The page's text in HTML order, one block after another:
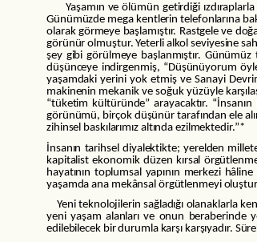
Yaşamın ve ölümün getirdiği
Günümüzde mega kentlerin telefonlarına
olarak görmeye başlamıştır. Rastgele ve
görünür olmuştur. Yeterli alkol seviyesine
şey gibi görülmeye başlanmıştır.
düşünceye indirgenmiş, “Düşünüyorum
yaşamdaki yerini yok etmiş ve Sanayi
makinenin mekanik ve soğuk yüzüyle
“tüketim kültüründe” arayacaktır.
görünümü, birçok düşünür tarafından ele
zihinsel baskılarımız altında ezilmektedir.”*
İnsanın tarihsel diyalektikte; yerelden
kapitalist ekonomik düzen kırsal
hayatının toplumsal yapının merkezi
yaşamda ana mekânsal örgütlenmeyi
Yeni teknolojilerin sağladığı olanaklarla
yeni yaşam alanları ve onun beraberinde
edilebilecek bir durumla karşı karşıyadır.